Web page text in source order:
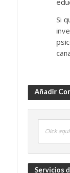
Si
Añadir
Click
Servicios